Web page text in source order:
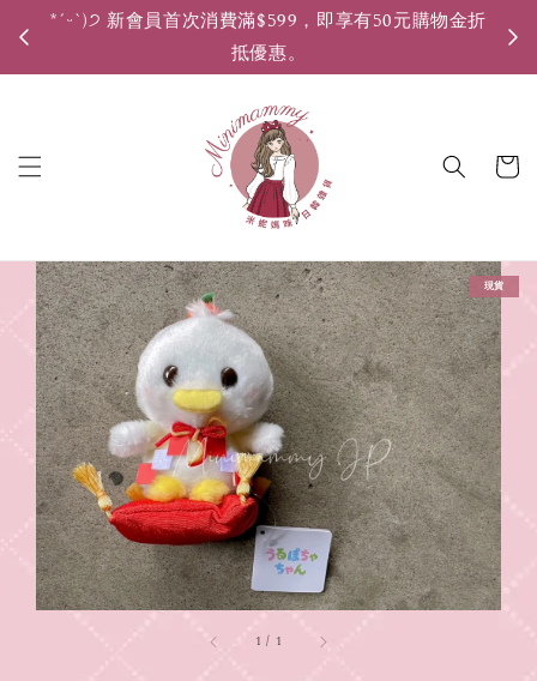
*ˊᵕˋ)੭ 新會員首次消費滿$599，即享有50元購物金折
抵優惠。
1 / 1
現貨